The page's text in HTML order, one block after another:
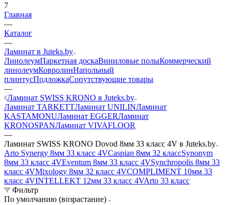
7
Главная
—
Каталог
—
Ламинат в Juteks.by
ЛинолеумПаркетная доскаВиниловые полыКоммерческий
линолеумКовролинНапольный
плинтусПодложкаСопутствующие товары
—
Ламинат SWISS KRONO в Juteks.by
Ламинат TARKETTЛаминат UNILINЛаминат
KASTAMONUЛаминат EGGERЛаминат
KRONOSPANЛаминат VIVAFLOOR
—
Ламинат SWISS KRONO Dovod 8мм 33 класс 4V в Juteks.by
Arto Synergy 8мм 33 класс 4VCaspian 8мм 32 классSynonym
8мм 33 класс 4VEventum 8мм 33 класс 4VSynchropolis 8мм 33
класс 4VMixology 8мм 32 класс 4VCOMPLIMENT 10мм 33
класс 4VINTELLEKT 12мм 33 класс 4VArto 33 класс
Фильтр
По умолчанию (возрастание)